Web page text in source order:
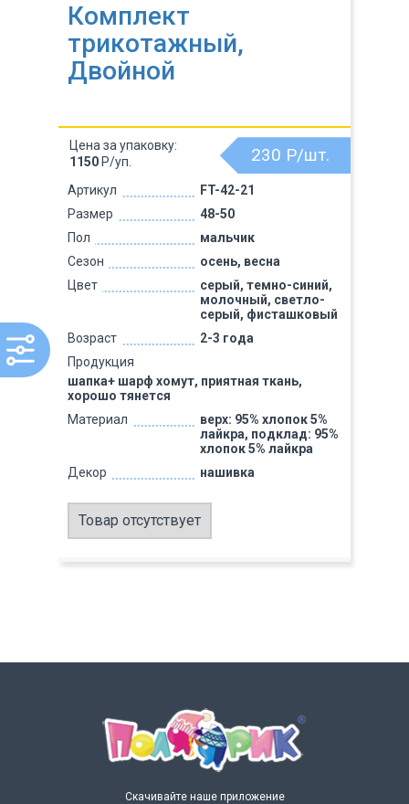
Комплект
трикотажный,
Двойной
Артикул
FT-42-21
Размер
48-50
Пол
мальчик
Сезон
осень, весна
Цвет
серый, темно-синий,
молочный, светло-
серый, фисташковый
Возраст
2-3 года
Продукция
шапка+ шарф хомут, приятная ткань,
хорошо тянется
Материал
верх: 95% хлопок 5%
лайкра, подклад: 95%
хлопок 5% лайкра
Декор
нашивка
230 Р/шт.
Цена за упаковку:
1150 Р/уп.
Товар отсутствует
Скачивайте наше приложение